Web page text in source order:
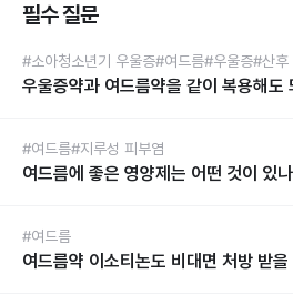
필수 질문
#소아청소년기 우울증#여드름#우울증#산후
우울증약과 여드름약을 같이 복용해도
#여드름#지루성 피부염
여드름에 좋은 영양제는 어떤 것이 있
#여드름
여드름약 이소티논도 비대면 처방 받